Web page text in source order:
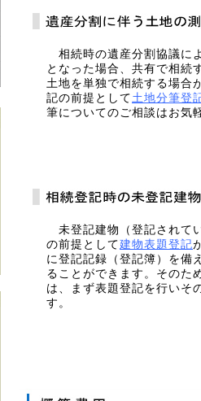
相続時の遺産分割協議に
となった場合、共有で相続
土地を単独で相続する場合
記の前提として土地分筆登
筆についてのご相談はお気
未登記建物（登記されて
の前提として建物表題登記
に登記記録（登記簿）を備
ることができます。そのた
は、まず表題登記を行いそ
す。